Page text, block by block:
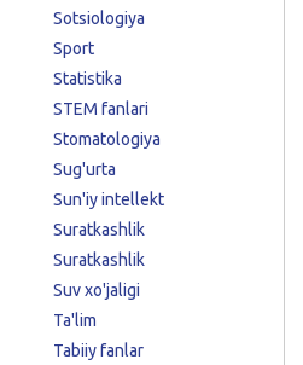
Sotsiologiya
Sport
Statistika
STEM fanlari
Stomatologiya
Sug'urta
Sun'iy intellekt
Suratkashlik
Suratkashlik
Suv xo'jaligi
Ta'lim
Tabiiy fanlar